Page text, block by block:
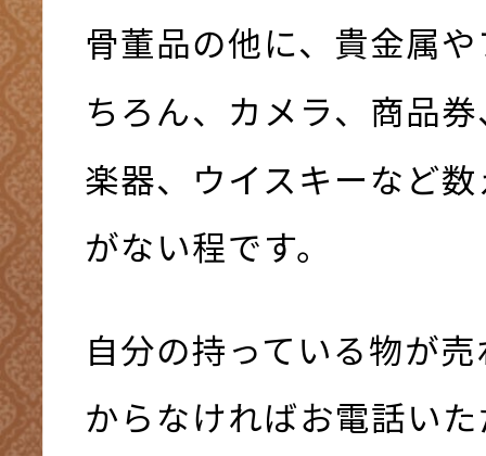
骨董品の他に、貴金属
ちろん、カメラ、商品
楽器、ウイスキーなど
がない程です。
自分の持っている物が
からなければお電話い